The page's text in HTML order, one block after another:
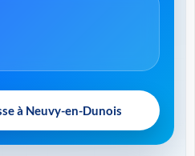
à Neuvy-en-Dunois